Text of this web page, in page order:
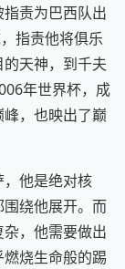
责为巴西队出
指责他将俱乐
天神，到千夫
年世界杯，成
，也映出了巅
他是绝对核
绕他展开。而
，他需要做出
烧生命般的踢